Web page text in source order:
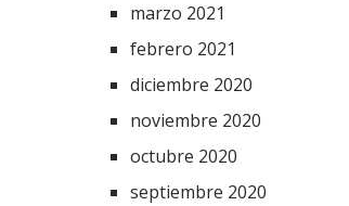
marzo 2021
febrero 2021
diciembre 2020
noviembre 2020
octubre 2020
septiembre 2020